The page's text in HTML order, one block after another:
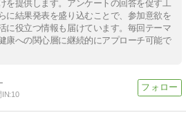
を提供します。アンケートの回答を促す工
に結果発表を盛り込むことで、参加意欲を
に役立つ情報も届けています。毎回テーマ
康への関心層に継続的にアプローチ可能で
IN:10